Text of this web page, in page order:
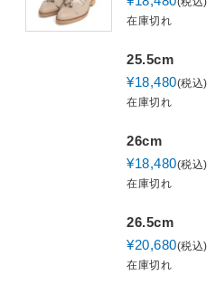
在庫切れ
25.5cm
¥18,480 税込
在庫切れ
26cm
¥18,480 税込
在庫切れ
26.5cm
¥20,680 税込
在庫切れ